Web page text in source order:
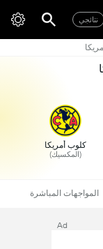
نتائجي
كلوب أمريكا
(المكسيك)
المواجهات المباشرة
Ad